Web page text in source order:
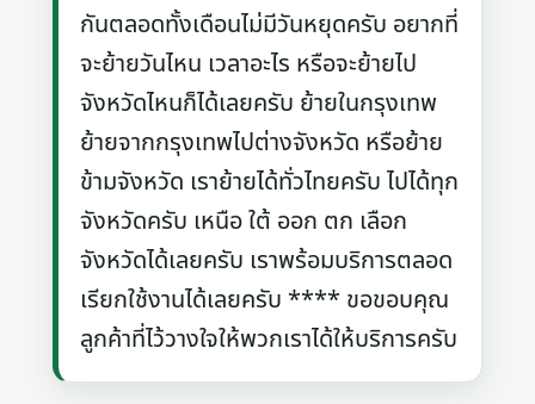
กันตลอดทั้งเดือนไม่มีวันหยุดครับ อยากที่
จะย้ายวันไหน เวลาอะไร หรือจะย้ายไป
จังหวัดไหนก็ได้เลยครับ ย้ายในกรุงเทพ
ย้ายจากกรุงเทพไปต่างจังหวัด หรือย้าย
ข้ามจังหวัด เราย้ายได้ทั่วไทยครับ ไปได้ทุก
จังหวัดครับ เหนือ ใต้ ออก ตก เลือก
จังหวัดได้เลยครับ เราพร้อมบริการตลอด
เรียกใช้งานได้เลยครับ **** ขอขอบคุณ
ลูกค้าที่ไว้วางใจให้พวกเราได้ให้บริการครับ